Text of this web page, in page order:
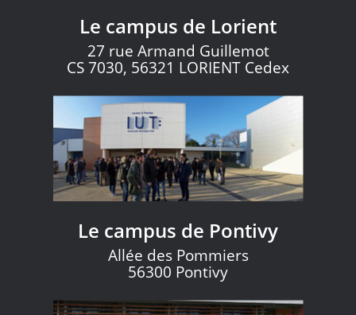
Le campus de Lorient
27 rue Armand Guillemot
CS 7030, 56321 LORIENT Cedex
Le campus de Pontivy
Allée des Pommiers
56300 Pontivy